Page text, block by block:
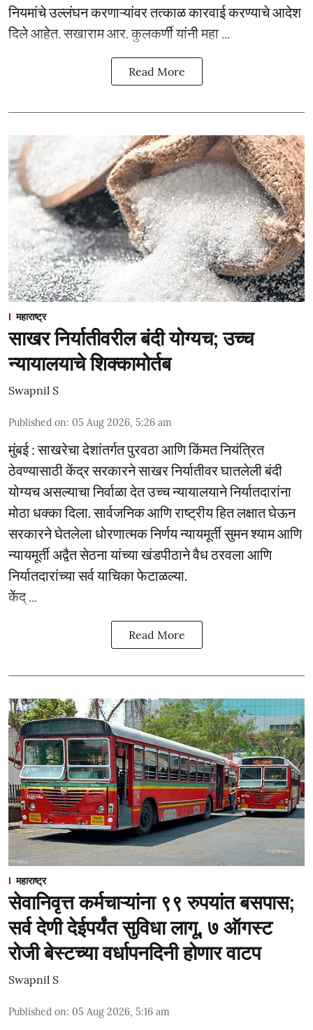
नियमांचे उल्लंघन करणाऱ्यांवर तत्काळ कारवाई करण्याचे आदेश
दिले आहेत. सखाराम आर. कुलकर्णी यांनी महा ...
Read More
महाराष्ट्र
साखर निर्यातीवरील बंदी योग्यच; उच्च
न्यायालयाचे शिक्कामोर्तब
Swapnil S
Published on: 05 Aug 2026, 5:26 am
मुंबई : साखरेचा देशांतर्गत पुरवठा आणि किंमत नियंत्रित
ठेवण्यासाठी केंद्र सरकारने साखर निर्यातीवर घातलेली बंदी
योग्यच असल्याचा निर्वाळा देत उच्च न्यायालयाने निर्यातदारांना
मोठा धक्का दिला. सार्वजनिक आणि राष्ट्रीय हित लक्षात घेऊन
सरकारने घेतलेला धोरणात्मक निर्णय न्यायमूर्ती सुमन श्याम आणि
न्यायमूर्ती अद्वैत सेठना यांच्या खंडपीठाने वैध ठरवला आणि
निर्यातदारांच्या सर्व याचिका फेटाळल्या.
केंद् ...
Read More
महाराष्ट्र
सेवानिवृत्त कर्मचाऱ्यांना ९९ रुपयांत बसपास;
सर्व देणी देईपर्यंत सुविधा लागू, ७ ऑगस्ट
रोजी बेस्टच्या वर्धापनदिनी होणार वाटप
Swapnil S
Published on: 05 Aug 2026, 5:16 am